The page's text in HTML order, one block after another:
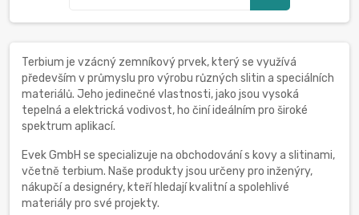
Terbium je vzácný zemníkový prvek, který se využívá
především v průmyslu pro výrobu různých slitin a speciálních
materiálů. Jeho jedinečné vlastnosti, jako jsou vysoká
tepelná a elektrická vodivost, ho činí ideálním pro široké
spektrum aplikací.
Evek GmbH se specializuje na obchodování s kovy a slitinami,
včetně terbium. Naše produkty jsou určeny pro inženýry,
nákupčí a designéry, kteří hledají kvalitní a spolehlivé
materiály pro své projekty.